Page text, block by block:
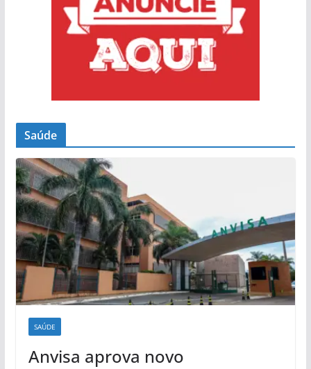
Saúde
SAÚDE
Anvisa aprova novo